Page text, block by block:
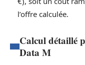
l’offre calculée.
Calcul détaillé
Data M